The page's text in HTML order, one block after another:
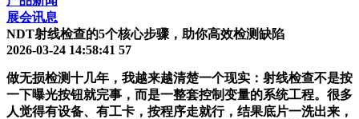
展会讯息
NDT射线检查的5个核心步骤，助你高效检测缺陷
2026-03-24 14:58:41 57
做无损检测十几年，我越来越清楚一个现实：射线检查不是按
一下曝光按钮就完事，而是一整套控制变量的系统工程。很多
人觉得有设备、有工卡，按程序走就行，结果底片一洗出来，